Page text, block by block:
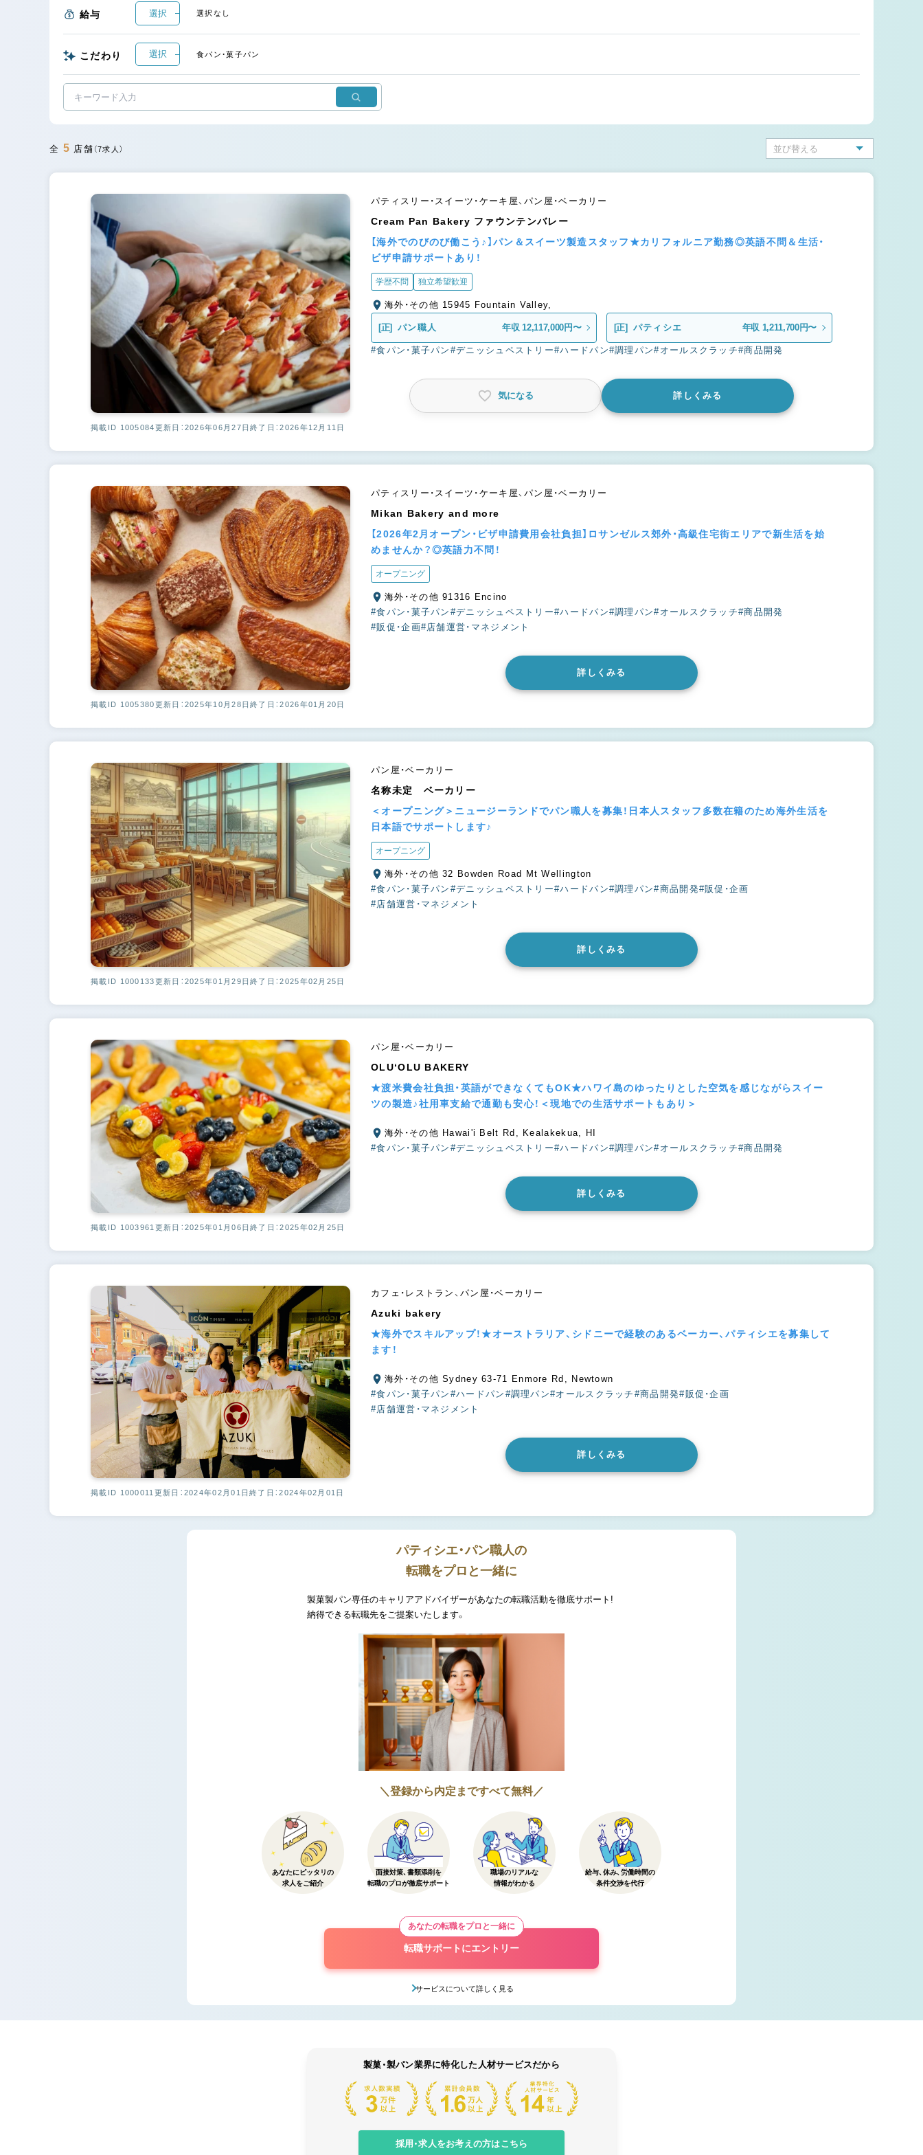
給与 選択 選択なし
こだわり 選択 食パン・菓子パン
全 5 店舗 （7求人）
パティスリー・スイーツ・ケーキ屋、パン屋・ベーカリー
Cream Pan Bakery ファウンテンバレー
【海外でのびのび働こう♪】パン＆スイーツ製造スタッフ★カリフォルニア勤務◎英語不問＆生活・
ビザ申請サポートあり！
学歴不問 独立希望歓迎
海外・その他 15945 Fountain Valley,
[正] パン職人 年収 12,117,000円〜 [正] パティシエ 年収 1,211,700円〜
#食パン・菓子パン #デニッシュペストリー#ハードパン#調理パン#オールスクラッチ#商品開発
気になる 詳しくみる
掲載ID 1005084更新日：2026年06月27日終了日：2026年12月11日
パティスリー・スイーツ・ケーキ屋、パン屋・ベーカリー
Mikan Bakery and more
【2026年2月オープン・ビザ申請費用会社負担】ロサンゼルス郊外・高級住宅街エリアで新生活を始
めませんか？◎英語力不問！
オープニング
海外・その他 91316 Encino
#食パン・菓子パン #デニッシュペストリー#ハードパン#調理パン#オールスクラッチ#商品開発
#販促・企画#店舗運営・マネジメント
詳しくみる
掲載ID 1005380更新日：2025年10月28日終了日：2026年01月20日
パン屋・ベーカリー
名称未定 ベーカリー
＜オープニング＞ニュージーランドでパン職人を募集！日本人スタッフ多数在籍のため海外生活を
日本語でサポートします♪
オープニング
海外・その他 32 Bowden Road Mt Wellington
#食パン・菓子パン #デニッシュペストリー#ハードパン#調理パン#商品開発#販促・企画
#店舗運営・マネジメント
詳しくみる
掲載ID 1000133更新日：2025年01月29日終了日：2025年02月25日
パン屋・ベーカリー
OLU‘OLU BAKERY
★渡米費会社負担・英語ができなくてもOK★ハワイ島のゆったりとした空気を感じながらスイー
ツの製造♪社用車支給で通勤も安心！＜現地での生活サポートもあり＞
海外・その他 Hawai'i Belt Rd, Kealakekua, HI
#食パン・菓子パン #デニッシュペストリー#ハードパン#調理パン#オールスクラッチ#商品開発
詳しくみる
掲載ID 1003961 更新日：2025年01月06日終了日：2025年02月25日
カフェ・レストラン、パン屋・ベーカリー
Azuki bakery
★海外でスキルアップ！★オーストラリア、シドニーで経験のあるベーカー、パティシエを募集して
ます！
海外・その他 Sydney 63-71 Enmore Rd, Newtown
#食パン・菓子パン #ハードパン #調理パン#オールスクラッチ #商品開発#販促・企画
#店舗運営・マネジメント
詳しくみる
掲載ID 1000011 更新日：2024年02月01日終了日：2024年02月01日
パティシエ・パン職人の
転職をプロと一緒に
製菓製パン専任のキャリアアドバイザーがあなたの転職活動を徹底サポート!
納得できる転職先をご提案いたします。
＼登録から内定まですべて無料／
あなたにピッタリの
求人をご紹介
面接対策、書類添削を
転職のプロが徹底サポート
職場のリアルな
情報がわかる
給与、休み、労働時間の
条件交渉を代行
あなたの転職をプロと一緒に
転職サポートにエントリー
サービスについて詳しく見る
製菓・製パン業界に特化した人材サービスだから
採用・求人をお考えの方はこちら